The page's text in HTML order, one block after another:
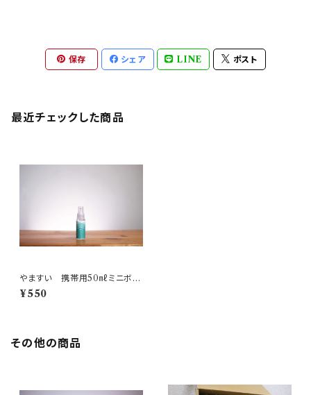
保存 シェア LINE ポスト
最近チェックした商品
やますい 携帯用50㎖ミニボト
ル
¥550
その他の商品